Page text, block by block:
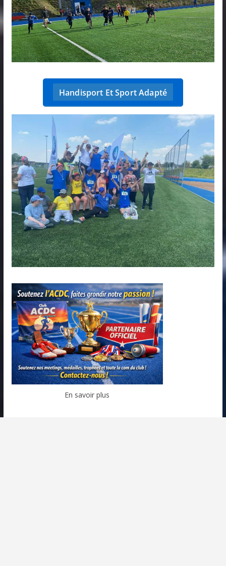
Handisport Et Sport Adapté
En savoir plus